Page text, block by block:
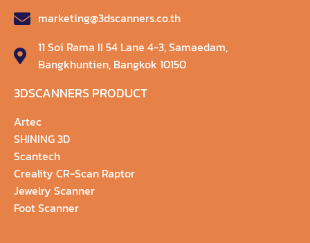
marketing@3dscanners.co.th
11 Soi Rama II 54 Lane 4-3, Samaedam,
Bangkhuntien, Bangkok 10150
3DSCANNERS PRODUCT
Artec
SHINING 3D
Scantech
Creality CR-Scan Raptor
Jewelry Scanner
Foot Scanner